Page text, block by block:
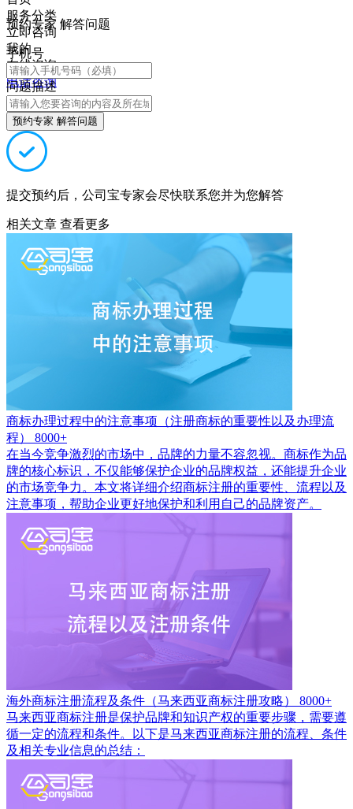
服务分类
立即咨询
我的
在线咨询
电话咨询
预约专家 解答问题
手机号
问题描述
预约专家 解答问题
提交预约后，公司宝专家会尽快联系您并为您解答
相关文章 查看更多
商标办理过程中的注意事项（注册商标的重要性以及办理流
程）
8000+
在当今竞争激烈的市场中，品牌的力量不容忽视。商标作为品
牌的核心标识，不仅能够保护企业的品牌权益，还能提升企业
的市场竞争力。本文将详细介绍商标注册的重要性、流程以及
注意事项，帮助企业更好地保护和利用自己的品牌资产。
海外商标注册流程及条件（马来西亚商标注册攻略）
8000+
马来西亚商标注册是保护品牌和知识产权的重要步骤，需要遵
循一定的流程和条件。以下是马来西亚商标注册的流程、条件
及相关专业信息的总结：